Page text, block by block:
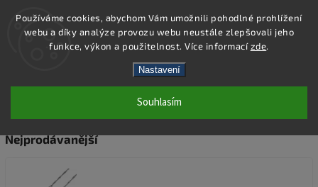
Používáme cookies, abychom Vám umožnili pohodlné prohlížení
webu a díky analýze provozu webu neustále zlepšovali jeho
funkce, výkon a použitelnost. Více informacízde.
Nastavení
Souhlasím
Hledat
STŘÍBRNÉ ŘETÍZKY
Nejprodávanější